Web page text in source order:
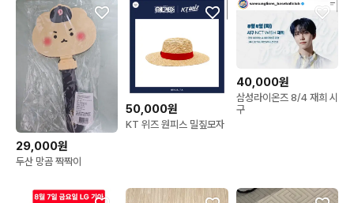
29,000원
두산 망곰 짝짝이
50,000원
KT 위즈 원피스 밀짚모자
40,000원
삼성라이온즈 8/4 재희 시
구